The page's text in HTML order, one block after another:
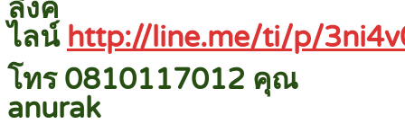
ลิงค์
ไลน์ http://line.me/ti/p/
โทร 0810117012 คุณ
anurak